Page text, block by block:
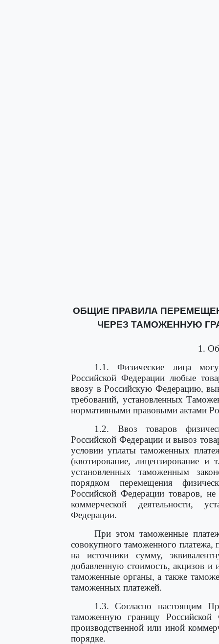
ОБЩИЕ ПРАВИЛА
ЧЕРЕЗ ТАМОЖЕННУЮ
1.
1.1. Физические лица
Российской Федерации любые
ввозу в Российскую Федерацию,
требований, установленных
нормативными правовыми актами
1.2. Ввоз товаров
Российской Федерации и вывоз
условии уплаты таможенных
(квотирование, лицензирование и
установленных таможенным
порядком перемещения
Российской Федерации товаров,
коммерческой деятельности,
Федерации.
При этом таможенные
совокупного таможенного платежа,
на источники сумму,
добавленную стоимость, акцизов
таможенные органы, а также
таможенных платежей.
1.3. Согласно настоящим
таможенную границу
производственной или иной
порядке.